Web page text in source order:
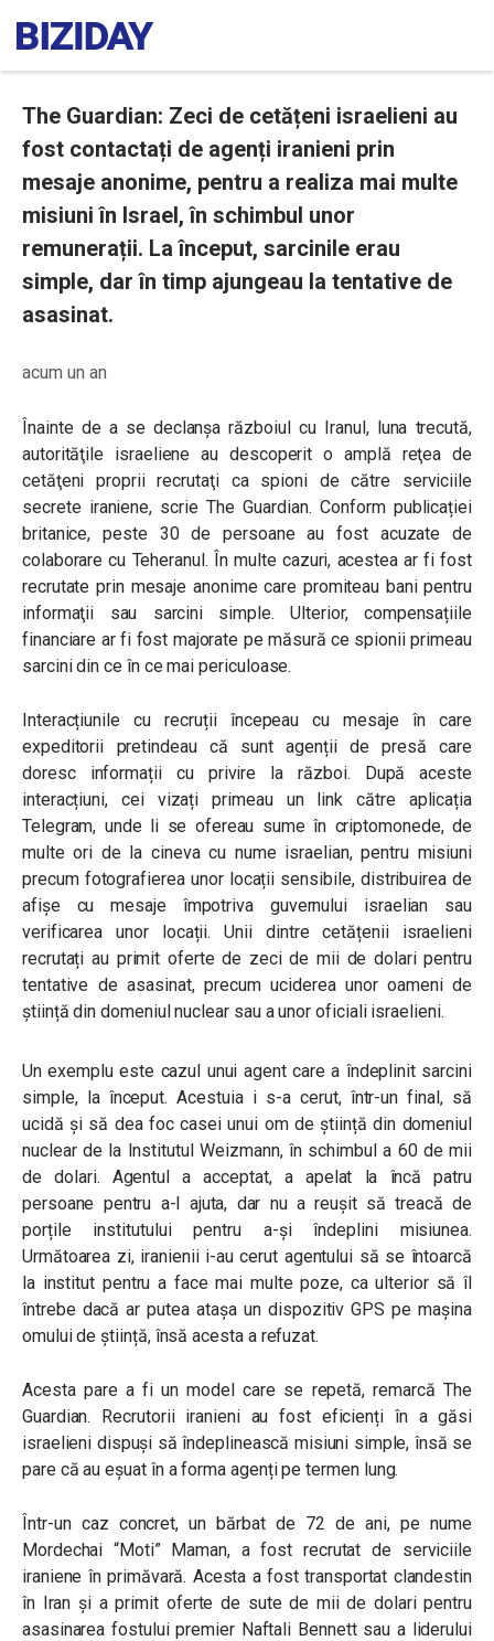
The Guardian: Zeci de cetățeni israelieni au
fost contactați de agenți iranieni prin
mesaje anonime, pentru a realiza mai multe
misiuni în Israel, în schimbul unor
remunerații. La început, sarcinile erau
simple, dar în timp ajungeau la tentative de
asasinat.
acum un an
Înainte de a se declanşa războiul cu Iranul, luna trecută,
autorităţile israeliene au descoperit o amplă reţea de
cetăţeni proprii recrutaţi ca spioni de către serviciile
secrete iraniene, scrie The Guardian. Conform publicației
britanice, peste 30 de persoane au fost acuzate de
colaborare cu Teheranul. În multe cazuri, acestea ar fi fost
recrutate prin mesaje anonime care promiteau bani pentru
informaţii sau sarcini simple. Ulterior, compensațiile
financiare ar fi fost majorate pe măsură ce spionii primeau
sarcini din ce în ce mai periculoase.
Interacțiunile cu recruții începeau cu mesaje în care
expeditorii pretindeau că sunt agenții de presă care
doresc informații cu privire la război. După aceste
interacțiuni, cei vizați primeau un link către aplicația
Telegram, unde li se ofereau sume în criptomonede, de
multe ori de la cineva cu nume israelian, pentru misiuni
precum fotografierea unor locații sensibile, distribuirea de
afișe cu mesaje împotriva guvernului israelian sau
verificarea unor locații. Unii dintre cetățenii israelieni
recrutați au primit oferte de zeci de mii de dolari pentru
tentative de asasinat, precum uciderea unor oameni de
știință din domeniul nuclear sau a unor oficiali israelieni.
Un exemplu este cazul unui agent care a îndeplinit sarcini
simple, la început. Acestuia i s-a cerut, într-un final, să
ucidă și să dea foc casei unui om de știință din domeniul
nuclear de la Institutul Weizmann, în schimbul a 60 de mii
de dolari. Agentul a acceptat, a apelat la încă patru
persoane pentru a-l ajuta, dar nu a reușit să treacă de
porțile institutului pentru a-și îndeplini misiunea.
Următoarea zi, iranienii i-au cerut agentului să se întoarcă
la institut pentru a face mai multe poze, ca ulterior să îl
întrebe dacă ar putea atașa un dispozitiv GPS pe mașina
omului de știință, însă acesta a refuzat.
Acesta pare a fi un model care se repetă, remarcă The
Guardian. Recrutorii iranieni au fost eficienți în a găsi
israelieni dispuși să îndeplinească misiuni simple, însă se
pare că au eșuat în a forma agenți pe termen lung.
Într-un caz concret, un bărbat de 72 de ani, pe nume
Mordechai “Moti” Maman, a fost recrutat de serviciile
iraniene în primăvară. Acesta a fost transportat clandestin
în Iran şi a primit oferte de sute de mii de dolari pentru
asasinarea fostului premier Naftali Bennett sau a liderului